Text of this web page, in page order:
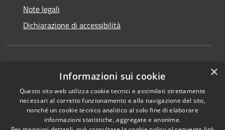
Note legali
Dichiarazione di accessibilità
Newsletter
RSS Copyright © 2026 • Comune di
×
Informazioni sui cookie
Questo sito web utilizza cookie tecnici e assimilati strettamente
necessari al corretto funzionamento e alla navigazione del sito,
nonché un cookie tecnico analitico al solo fine di elaborare
informazioni statistiche, aggregate e anonime.